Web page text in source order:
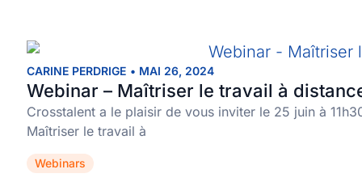
CARINE PERDRIGE • MAI 26, 2024
Webinar – Maîtriser le travail à
Crosstalent a le plaisir de vous inviter le 25 juin à
Maîtriser le travail à
Webinars